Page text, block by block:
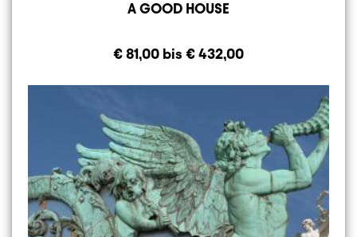
A GOOD HOUSE
€ 81,00 bis € 432,00